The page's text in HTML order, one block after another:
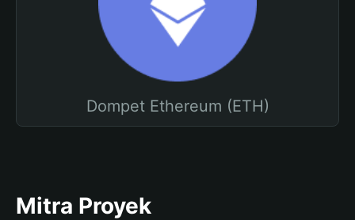
Dompet Ethereum (ETH)
Mitra Proyek